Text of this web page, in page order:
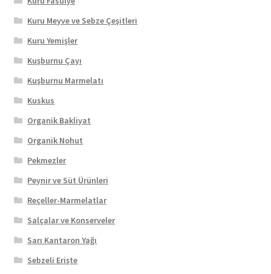
Kuru Meyve ve Sebze Çeşitleri
Kuru Yemişler
Kuşburnu Çayı
Kuşburnu Marmelatı
Kuskus
Organik Bakliyat
Organik Nohut
Pekmezler
Peynir ve Süt Ürünleri
Reçeller-Marmelatlar
Salçalar ve Konserveler
Sarı Kantaron Yağı
Sebzeli Erişte